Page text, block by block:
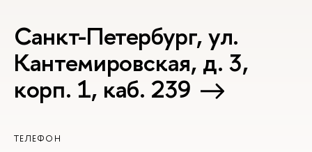
Санкт-Петербург, ул.
Кантемировская, д. 3,
корп. 1, каб. 239
ТЕЛЕФОН